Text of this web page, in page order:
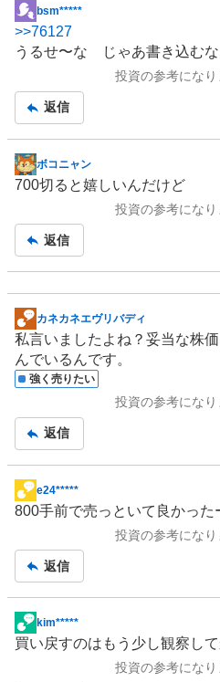
掲
示
板
bsm*****
>>76127
うるせ〜な じゃあ書き込む
投資の参考になり
返信
掲
示
事
ボコニャン
700切ると嬉しいんだけど
投資の参考になり
返信
掲
示
板
記
カネカネエヴリバディ
私言いましたよね？妥当な株
んでいるんです。
強く売りたい
投資の参考になり
返信
掲
示
事
e24*****
800手前で売っといて良かった
投資の参考になり
返信
掲
示
kim*****
買い戻すのはもう少し観察し
投資の参考になり